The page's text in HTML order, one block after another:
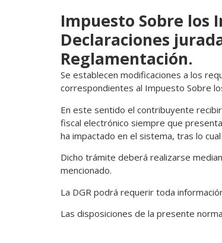
Impuesto Sobre los
Declaraciones
Reglamentación.
Se establecen modificaciones a los
correspondientes al Impuesto Sobre
En este sentido el contribuyente
fiscal electrónico siempre que
ha impactado en el sistema, tras lo
Dicho trámite deberá realizarse
mencionado.
La DGR podrá requerir toda
Las disposiciones de la presente